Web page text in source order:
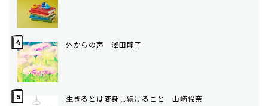
外からの声 澤田瞳子
生きるとは変身し続けること 山崎怜奈